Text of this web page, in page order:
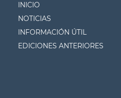
INICIO
NOTICIAS
INFORMACIÓN ÚTIL
EDICIONES ANTERIORES